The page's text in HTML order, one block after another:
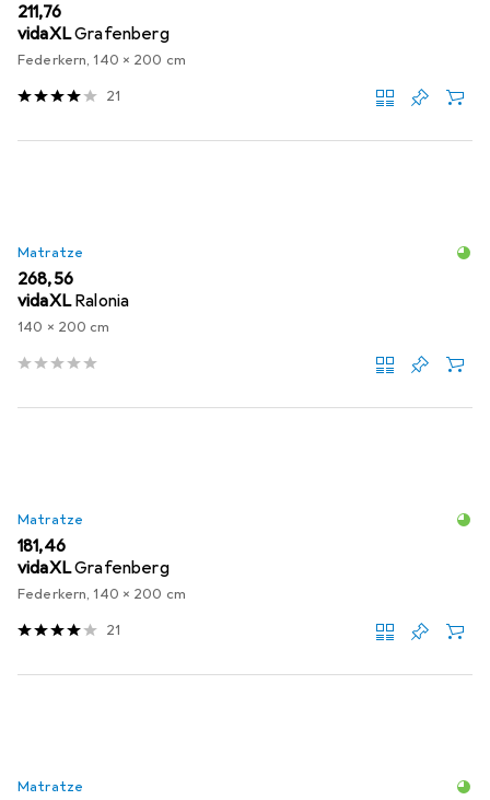
EUR
211,76
vidaXLGrafenberg
Federkern, 140 x 200 cm
21
Matratze
EUR
268,56
vidaXL Ralonia
140 x 200 cm
Matratze
EUR
181,46
vidaXLGrafenberg
Federkern, 140 x 200 cm
21
Matratze